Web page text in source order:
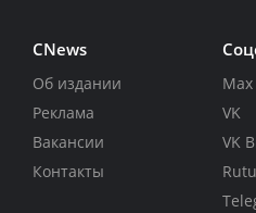
CNews
Об издании
Реклама
Вакансии
Контакты
Max
VK
VK